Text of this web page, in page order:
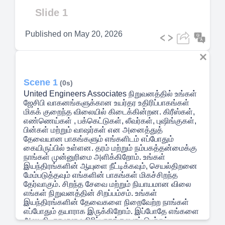
Slide 1
Published on May 20, 2026
Scene 1 (0s)
United Engineers Associates நிறுவனத்தில் உங்கள்
ஜேசிபி வாகனங்களுக்கான உயர்தர உதிரிப்பாகங்கள்
மிகக் குறைந்த விலையில் கிடைக்கின்றன. கிரீஸ்கள்,
எண்ணெய்கள் , பக்கெட்டுகள், லீவர்கள், புஷிங்குகள்,
பின்கள் மற்றும் வாஷர்கள் என அனைத்துத்
தேவையான பாகங்களும் எங்களிடம் எப்போதும்
கையிருப்பில் உள்ளன. தரம் மற்றும் நம்பகத்தன்மைக்கு
நாங்கள் முன்னுரிமை அளிக்கிறோம். உங்கள்
இயந்திரங்களின் ஆயுளை நீட்டிக்கவும், செயல்திறனை
மேம்படுத்தவும் எங்களின் பாகங்கள் மிகச்சிறந்த
தேர்வாகும். சிறந்த சேவை மற்றும் நியாயமான விலை
எங்கள் நிறுவனத்தின் சிறப்பம்சம். உங்கள்
இயந்திரங்களின் தேவைகளை நிறைவேற்ற நாங்கள்
எப்போதும் தயாராக இருக்கிறோம். இப்போதே எங்களை
அணுகி, தரமான உதிரிப்பாகங்களைப் பெற்றுப்